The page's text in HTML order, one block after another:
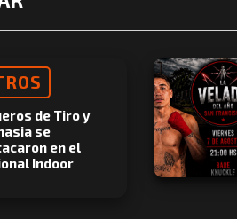
de Tiro y
se
en el
Indoor